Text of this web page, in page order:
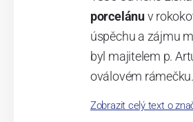
porcelánuv
úspěchu a zájmu
byl majitelem p.
oválovém rámečku.
Dnes, kdy čtete
Zobrazit celý text o